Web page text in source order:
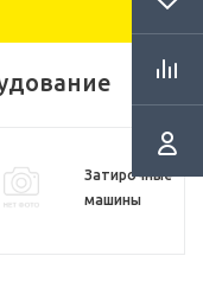
Затирочные
машины